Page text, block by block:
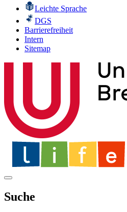
Leichte Sprache
DGS
Barrierefreiheit
Intern
Sitemap
Suche